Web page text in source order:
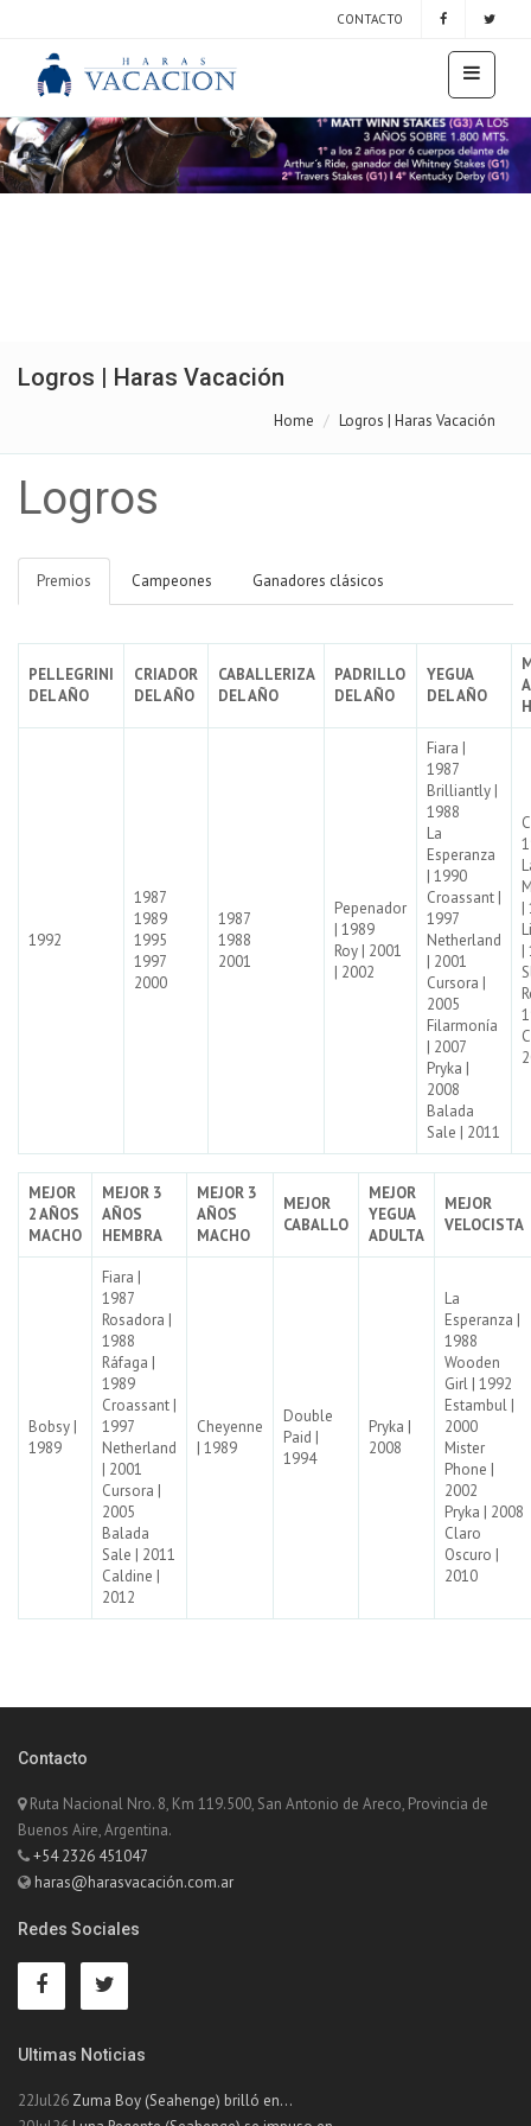
CONTACTO
Logros | Haras Vacación
Home Logros | Haras Vacación
Logros
Premios Campeones Ganadores clásicos
PELLEGRINI
DEL AÑO
CRIADOR
DEL AÑO
CABALLERIZA
DEL AÑO
PADRILLO
DEL AÑO
YEGUA
DEL AÑO
1992
1987
1989
1995
1997
2000
1987
1988
2001
Pepenador
| 1989
Roy | 2001
| 2002
Fiara |
1987
Brilliantly |
1988
La
Esperanza
| 1990
Croassant |
1997
Netherland
| 2001
Cursora |
2005
Filarmonía
| 2007
Pryka |
2008
Balada
Sale | 2011
|
|
MEJOR
2 AÑOS
MACHO
MEJOR 3
AÑOS
HEMBRA
MEJOR 3
AÑOS
MACHO
MEJOR
CABALLO
MEJOR
YEGUA
ADULTA
MEJOR
VELOCISTA
Bobsy |
1989
Fiara |
1987
Rosadora |
1988
Ráfaga |
1989
Croassant |
1997
Netherland
| 2001
Cursora |
2005
Balada
Sale | 2011
Caldine |
2012
Cheyenne
| 1989
Double
Paid |
1994
Pryka |
2008
La
Esperanza |
1988
Wooden
Girl | 1992
Estambul |
2000
Mister
Phone |
2002
Pryka | 2008
Claro
Oscuro |
2010
Contacto
Ruta Nacional Nro. 8, Km 119.500, San Antonio de Areco, Provincia de
Buenos Aire, Argentina.
+54 2326 451047
haras@harasvacación.com.ar
Redes Sociales
Ultimas Noticias
22Jul26 Zuma Boy (Seahenge) brilló en...